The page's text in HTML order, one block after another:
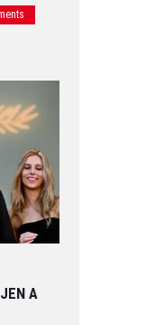
A